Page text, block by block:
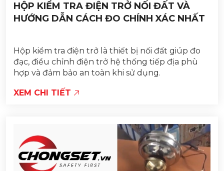
HỘP KIỂM TRA ĐIỆN TRỞ NỐI ĐẤT VÀ
HƯỚNG DẪN CÁCH ĐO CHÍNH XÁC NHẤT
Hộp kiểm tra điện trở là thiết bị nối đất giúp đo
đạc, điều chỉnh điện trở hệ thống tiếp địa phù
hợp và đảm bảo an toàn khi sử dụng.
XEM CHI TIẾT